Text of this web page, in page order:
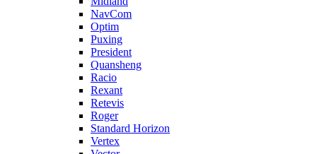
NavCom
Optim
Puxing
President
Quansheng
Racio
Rexant
Retevis
Roger
Standard Horizon
Vertex